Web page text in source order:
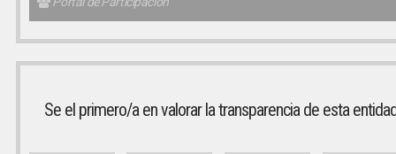
Se el primero/a en valorar la transparencia de esta